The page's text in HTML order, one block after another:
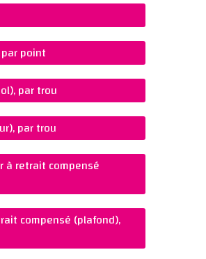
point
par trou
par trou
à retrait compensé
compensé (plafond),